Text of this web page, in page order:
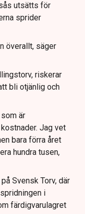
utsätts för
sprider
överallt, säger
riskerar
bli otjänlig och
är
Jag vet
bara förra året
hundra tusen,
Svensk Torv, där
i
färdigvarulagret